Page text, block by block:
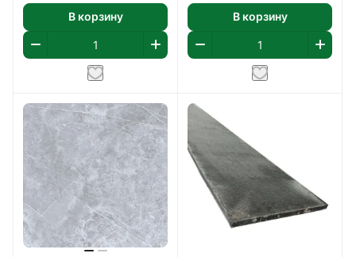
В корзину В корзину